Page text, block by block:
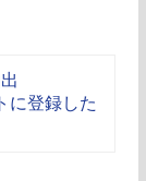
に登録した